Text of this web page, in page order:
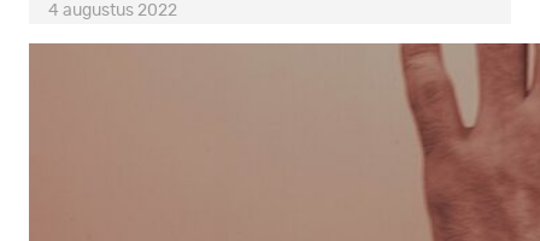
4 augustus 2022